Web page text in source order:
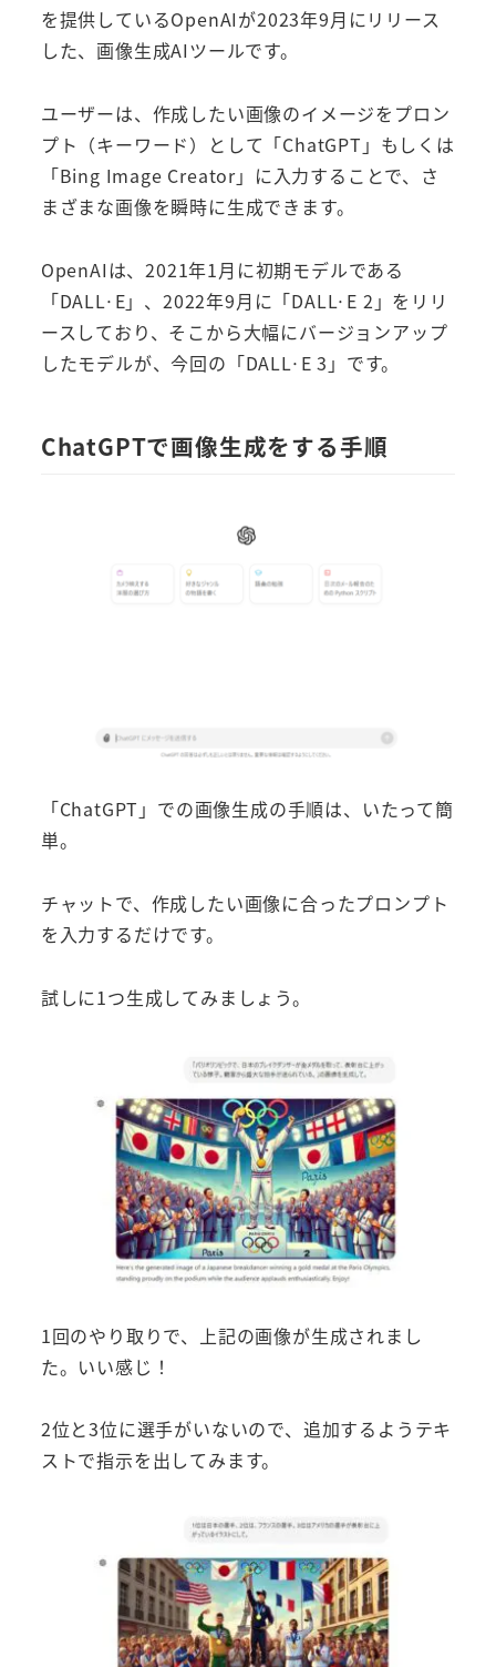
を提供しているOpenAIが2023年9月にリリース
した、画像生成AIツールです。
ユーザーは、作成したい画像のイメージをプロン
プト（キーワード）として「ChatGPT」もしくは
「Bing Image Creator」に入力することで、さ
まざまな画像を瞬時に生成できます。
OpenAIは、2021年1月に初期モデルである
「DALL·E」、2022年9月に「DALL·E 2」をリリ
ースしており、そこから大幅にバージョンアップ
したモデルが、今回の「DALL·E 3」です。
ChatGPTで画像生成をする手順
「ChatGPT」での画像生成の手順は、いたって簡
単。
チャットで、作成したい画像に合ったプロンプト
を入力するだけです。
試しに1つ生成してみましょう。
1回のやり取りで、上記の画像が生成されまし
た。いい感じ！
2位と3位に選手がいないので、追加するようテキ
ストで指示を出してみます。